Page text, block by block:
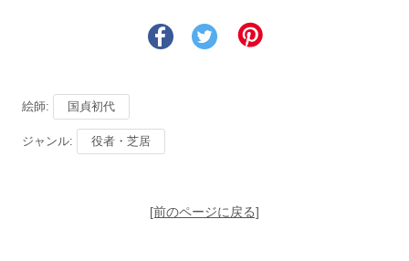
絵師: 国貞初代
ジャンル: 役者・芝居
[前のページに戻る]